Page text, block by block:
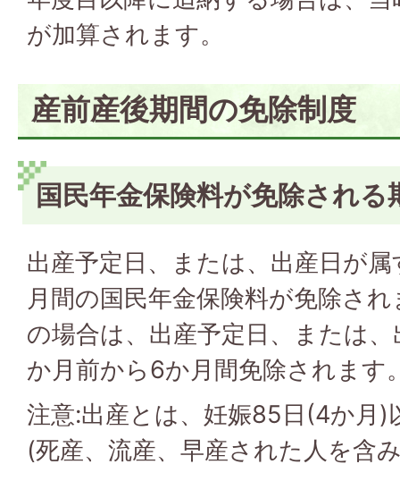
が加算されます。
産前産後期間の免除制度
国民年金保険料が免除される
出産予定日、または、出産日が
月間の国民年金保険料が免除さ
の場合は、出産予定日、または
か月前から6か月間免除されます
注意:出産とは、妊娠85日(4か月)
(死産、流産、早産された人を含